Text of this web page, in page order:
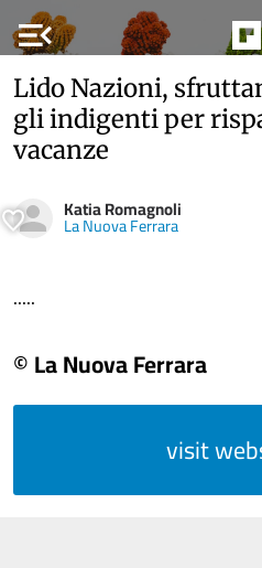
menu_open
Lido Nazioni,
gli indigenti per
vacanze
Katia Romagnoli
La Nuova Ferrara
.....
© La Nuova Ferrara
visit